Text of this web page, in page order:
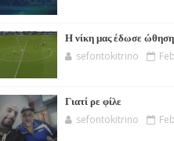
Η νίκη μας έδωσε ώθηση
sefontokitrino
Γιατί ρε φίλε
sefontokitrino